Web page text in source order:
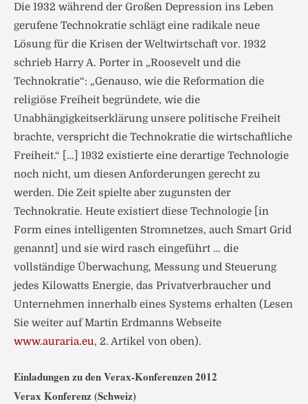
Die 1932 während der Großen Depression ins Leben
gerufene Technokratie schlägt eine radikale neue
Lösung für die Krisen der Weltwirtschaft vor. 1932
schrieb Harry A. Porter in „Roosevelt und die
Technokratie“: „Genauso, wie die Reformation die
religiöse Freiheit begründete, wie die
Unabhängigkeitserklärung unsere politische Freiheit
brachte, verspricht die Technokratie die wirtschaftliche
Freiheit.“ […] 1932 existierte eine derartige Technologie
noch nicht, um diesen Anforderungen gerecht zu
werden. Die Zeit spielte aber zugunsten der
Technokratie. Heute existiert diese Technologie [in
Form eines intelligenten Stromnetzes, auch Smart Grid
genannt] und sie wird rasch eingeführt … die
vollständige Überwachung, Messung und Steuerung
jedes Kilowatts Energie, das Privatverbraucher und
Unternehmen innerhalb eines Systems erhalten (Lesen
Sie weiter auf Martin Erdmanns Webseite
www.auraria.eu, 2. Artikel von oben).
Einladungen zu den Verax-Konferenzen 2012
Verax Konferenz (Schweiz)